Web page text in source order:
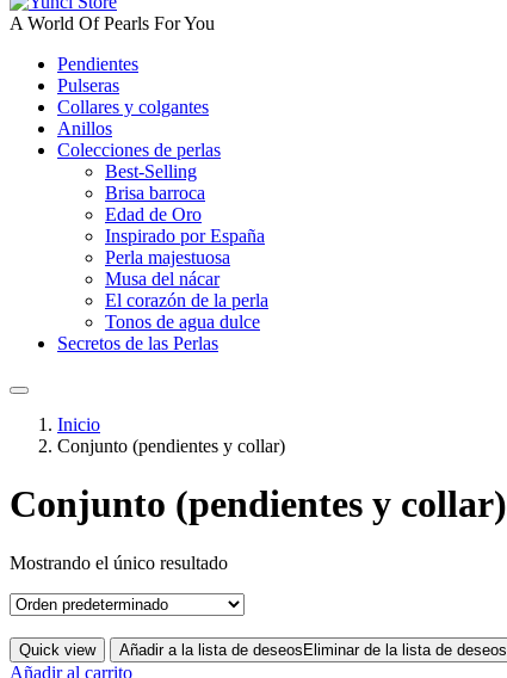
A World Of Pearls For You
Pendientes
Pulseras
Collares y colgantes
Anillos
Colecciones de perlas
Best-Selling
Brisa barroca
Edad de Oro
Inspirado por España
Perla majestuosa
Musa del nácar
El corazón de la perla
Tonos de agua dulce
Secretos de las Perlas
Inicio
Conjunto (pendientes y collar)
Conjunto (pendientes y collar)
Mostrando el único resultado
Quick view Añadir a la lista de deseos Eliminar de la lista de deseos
Añadir al carrito